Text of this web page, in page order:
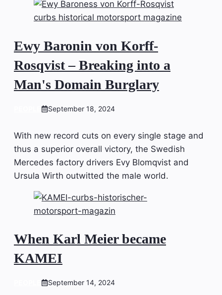
Ewy Baronin von Korff-
Rosqvist – Breaking into a
Man's Domain Burglary
September 18, 2024
With new record cuts on every single stage and
thus a superior overall victory, the Swedish
Mercedes factory drivers Evy Blomqvist and
Ursula Wirth outwitted the male world.
When Karl Meier became
KAMEI
September 14, 2024